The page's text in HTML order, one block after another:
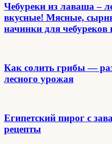
Чебуреки из лаваша –
вкусные! Мясные,
начинки для чебуреков
Как солить грибы —
лесного урожая
Египетский пирог с
рецепты